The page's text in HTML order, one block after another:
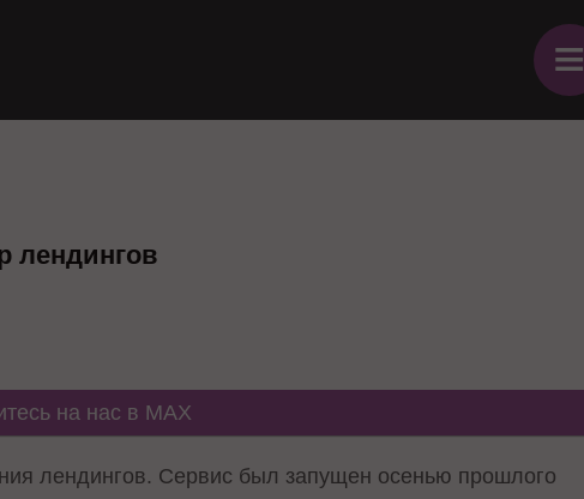
≡
лендингов
на нас в MAX
лендингов. Сервис был запущен осенью прошлого